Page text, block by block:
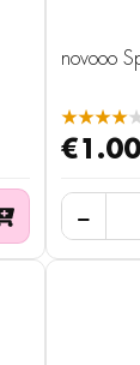
novooo
€1.00